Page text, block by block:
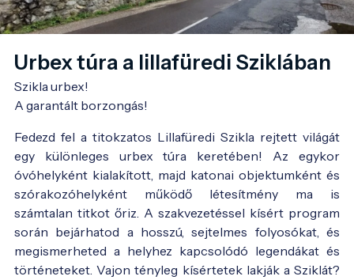
Urbex túra a lillafüredi Sziklában
Szikla urbex!
A garantált borzongás!
Fedezd fel a titokzatos Lillafüredi Szikla rejtett világát
egy különleges urbex túra keretében! Az egykor
óvóhelyként kialakított, majd katonai objektumként és
szórakozóhelyként működő létesítmény ma is
számtalan titkot őriz. A szakvezetéssel kísért program
során bejárhatod a hosszú, sejtelmes folyosókat, és
megismerheted a helyhez kapcsolódó legendákat és
történeteket. Vajon tényleg kísértetek lakják a Sziklát?